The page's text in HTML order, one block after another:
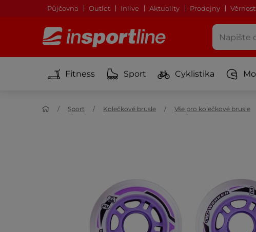
Půjčovna Outlet Inlive Aktuality Prodejny
Fitness Sport Cyklistika
Sport Kolečkové brusle Vše pro kolečkové brusle